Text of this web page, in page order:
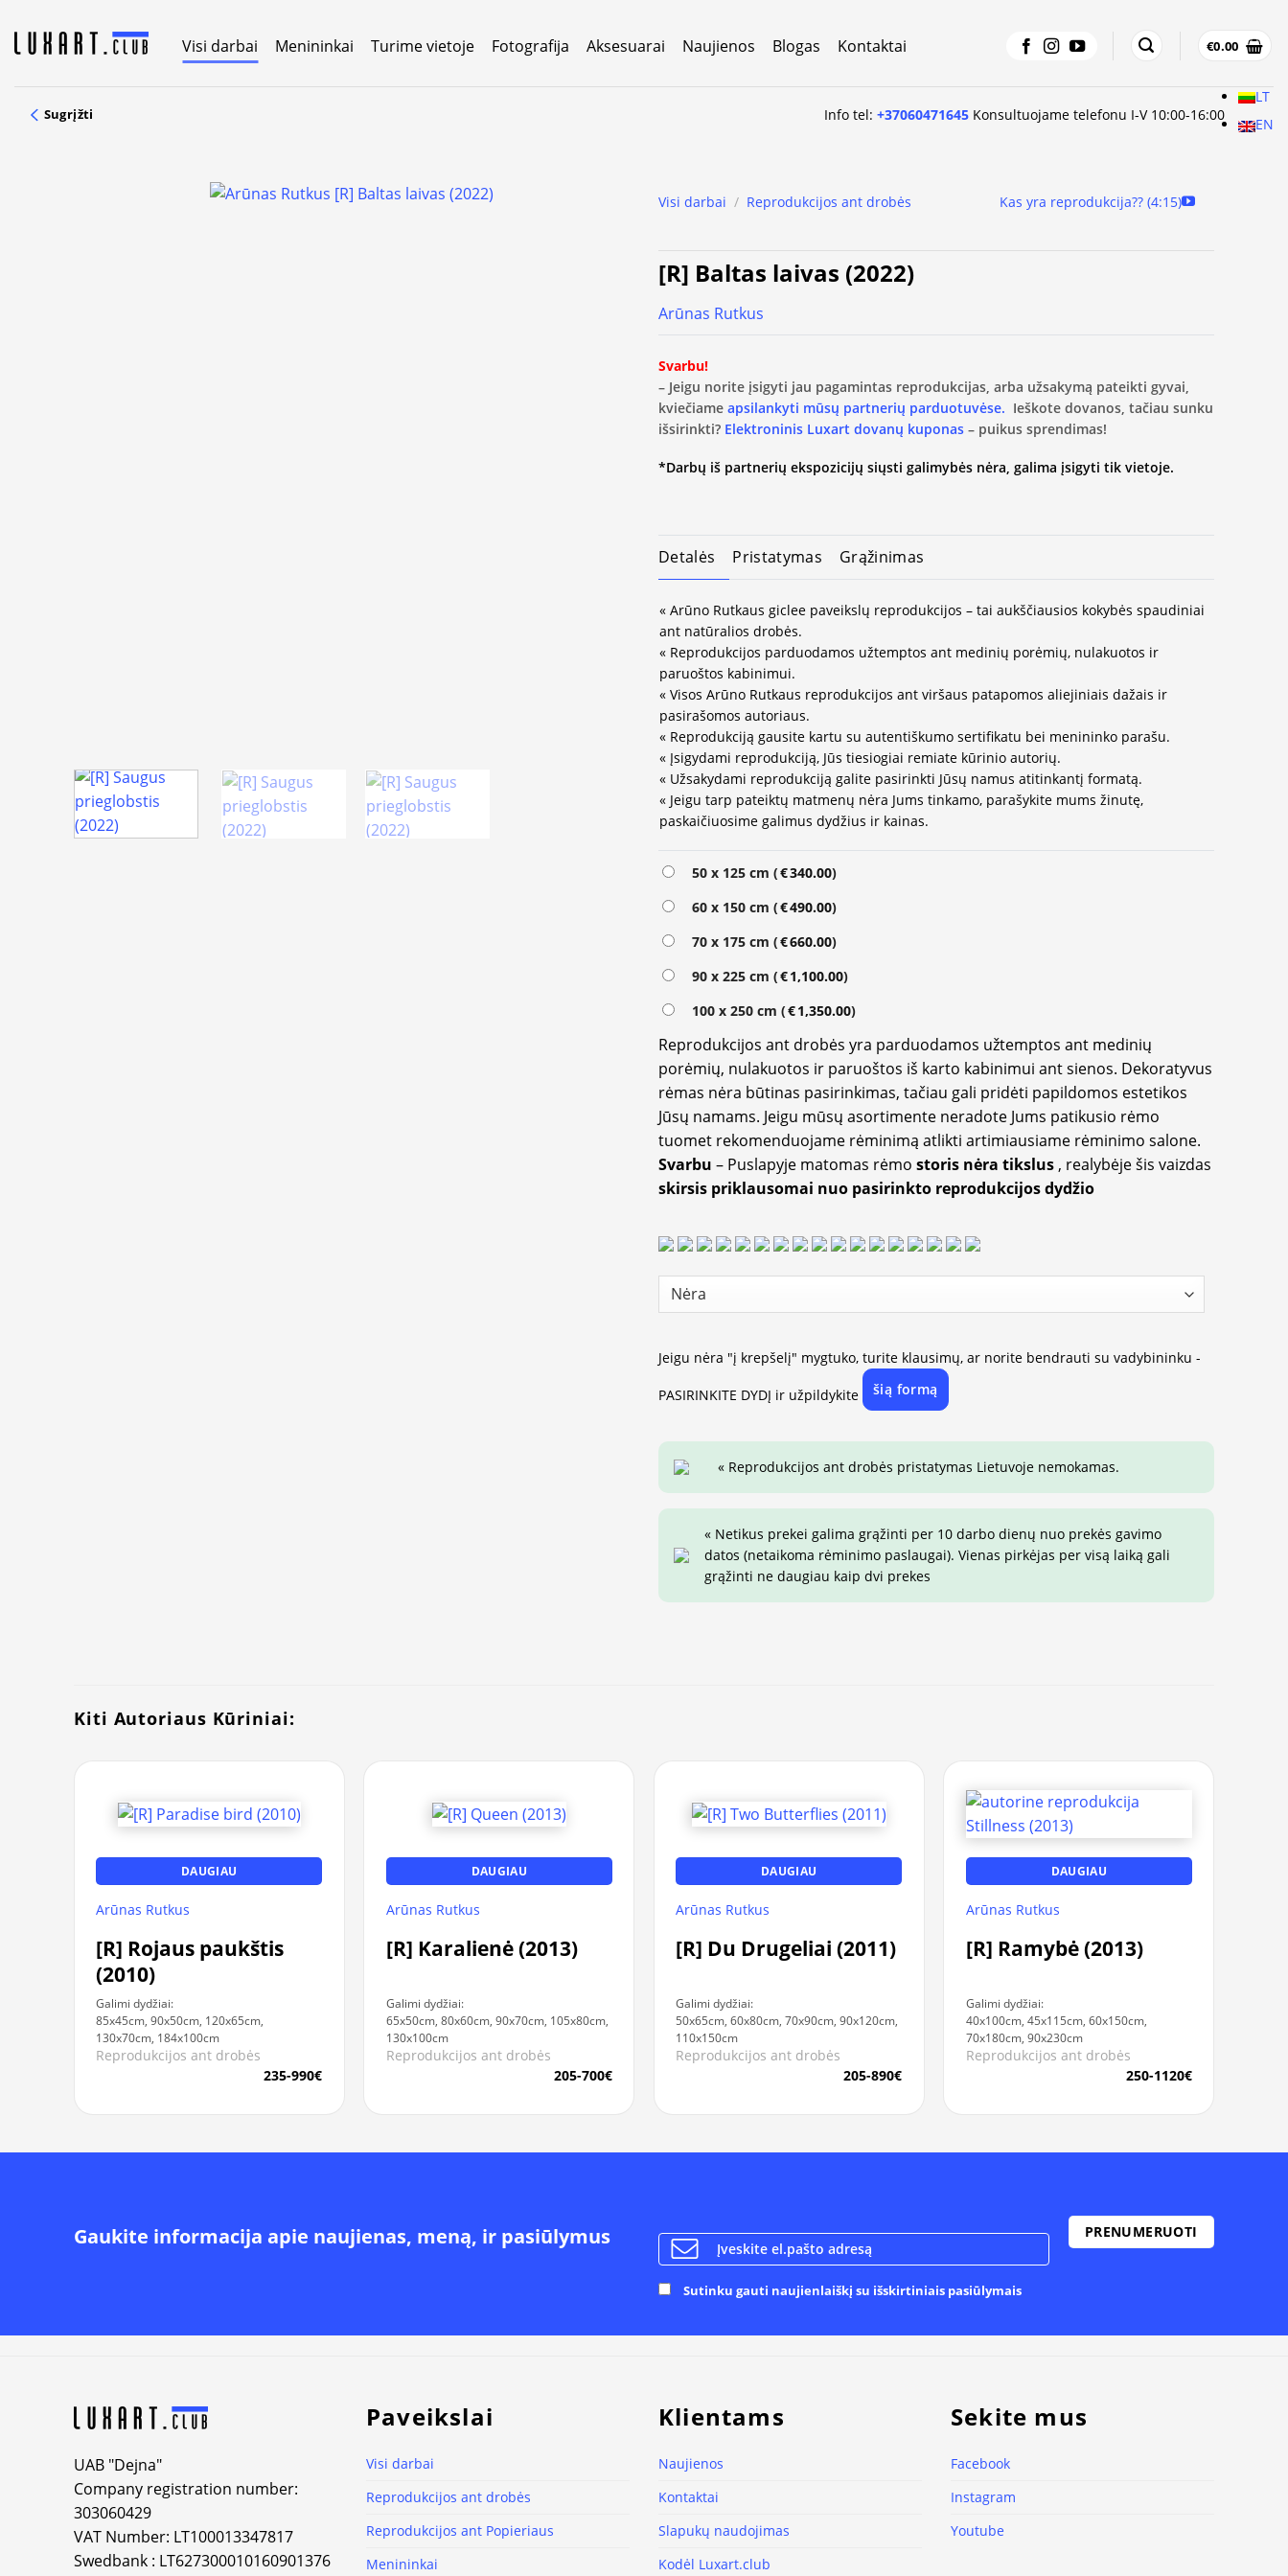
content
Visi darbai Menininkai Turime vietoje Fotografija Aksesuarai Naujienos Blogas Kontaktai €0.00
Sugrįžti Info tel: +37060471645 Konsultuojame telefonu I-V 10:00-16:00
LT
EN
Visi darbai / Reprodukcijos ant drobės Kas yra reprodukcija?? (4:15)
[R] Baltas laivas (2022)
Arūnas Rutkus
Svarbu!
– Jeigu norite įsigyti jau pagamintas reprodukcijas, arba užsakymą pateikti gyvai,
kviečiame apsilankyti mūsų partnerių parduotuvėse. Ieškote dovanos, tačiau sunku
išsirinkti? Elektroninis Luxart dovanų kuponas – puikus sprendimas!
*Darbų iš partnerių ekspozicijų siųsti galimybės nėra, galima įsigyti tik vietoje.
Detalės Pristatymas Grąžinimas
« Arūno Rutkaus giclee paveikslų reprodukcijos – tai aukščiausios kokybės spaudiniai
ant natūralios drobės.
« Reprodukcijos parduodamos užtemptos ant medinių porėmių, nulakuotos ir
paruoštos kabinimui.
« Visos Arūno Rutkaus reprodukcijos ant viršaus patapomos aliejiniais dažais ir
pasirašomos autoriaus.
« Reprodukciją gausite kartu su autentiškumo sertifikatu bei menininko parašu.
« Įsigydami reprodukciją, Jūs tiesiogiai remiate kūrinio autorių.
« Užsakydami reprodukciją galite pasirinkti Jūsų namus atitinkantį formatą.
« Jeigu tarp pateiktų matmenų nėra Jums tinkamo, parašykite mums žinutę,
paskaičiuosime galimus dydžius ir kainas.
50 x 125 cm (€340.00)
60 x 150 cm (€490.00)
70 x 175 cm (€660.00)
90 x 225 cm (€1,100.00)
100 x 250 cm (€1,350.00)
Reprodukcijos ant drobės yra parduodamos užtemptos ant medinių
porėmių, nulakuotos ir paruoštos iš karto kabinimui ant sienos. Dekoratyvus
rėmas nėra būtinas pasirinkimas, tačiau gali pridėti papildomos estetikos
Jūsų namams. Jeigu mūsų asortimente neradote Jums patikusio rėmo
tuomet rekomenduojame rėminimą atlikti artimiausiame rėminimo salone.
Svarbu – Puslapyje matomas rėmo storis nėra tikslus , realybėje šis vaizdas
skirsis priklausomai nuo pasirinkto reprodukcijos dydžio
Alternative:
Jeigu nėra "į krepšelį" mygtuko, turite klausimų, ar norite bendrauti su vadybininku -
PASIRINKITE DYDĮ ir užpildykite šią formą
« Reprodukcijos ant drobės pristatymas Lietuvoje nemokamas.
« Netikus prekei galima grąžinti per 10 darbo dienų nuo prekės gavimo
datos (netaikoma rėminimo paslaugai). Vienas pirkėjas per visą laiką gali
grąžinti ne daugiau kaip dvi prekes
Kiti Autoriaus Kūriniai:
DAUGIAU
Arūnas Rutkus
[R] Rojaus paukštis
(2010)
Galimi dydžiai:
85x45cm, 90x50cm, 120x65cm,
130x70cm, 184x100cm
Reprodukcijos ant drobės
235-990€
DAUGIAU
Arūnas Rutkus
[R] Karalienė (2013)
Galimi dydžiai:
65x50cm, 80x60cm, 90x70cm, 105x80cm,
130x100cm
Reprodukcijos ant drobės
205-700€
DAUGIAU
Arūnas Rutkus
[R] Du Drugeliai (2011)
Galimi dydžiai:
50x65cm, 60x80cm, 70x90cm, 90x120cm,
110x150cm
Reprodukcijos ant drobės
205-890€
DAUGIAU
Arūnas Rutkus
[R] Ramybė (2013)
Galimi dydžiai:
40x100cm, 45x115cm, 60x150cm,
70x180cm, 90x230cm
Reprodukcijos ant drobės
250-1120€
Gaukite informacija apie naujienas, meną, ir pasiūlymus
Sutinku gauti naujienlaiškį su išskirtiniais pasiūlymais
UAB "Dejna"
Company registration number:
303060429
VAT Number: LT100013347817
Swedbank : LT627300010160901376
Paveikslai
Visi darbai
Reprodukcijos ant drobės
Reprodukcijos ant Popieriaus
Menininkai
Klientams
Naujienos
Kontaktai
Slapukų naudojimas
Kodėl Luxart.club
Sekite mus
Facebook
Instagram
Youtube